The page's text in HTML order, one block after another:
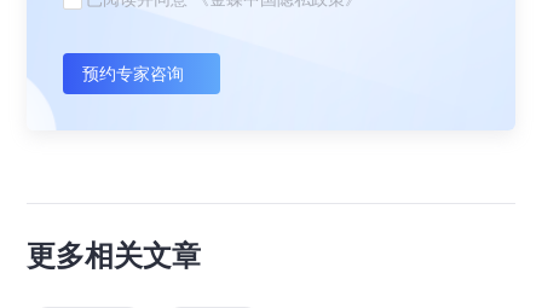
预约专家咨询
更多相关文章